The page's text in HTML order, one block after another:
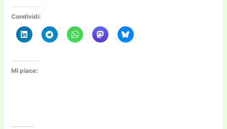
Condividi:
Mi piace: